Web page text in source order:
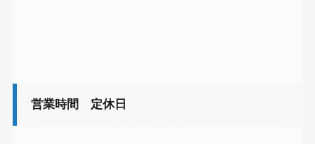
営業時間 定休日